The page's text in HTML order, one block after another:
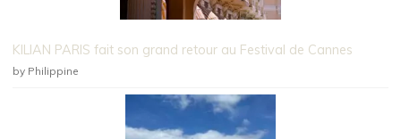
KILIAN PARIS fait son grand retour au Festival de Cannes
by Philippine